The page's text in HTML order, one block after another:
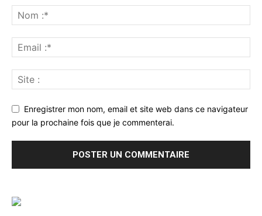
Enregistrer mon nom, email et site web dans ce navigateur
pour la prochaine fois que je commenterai.